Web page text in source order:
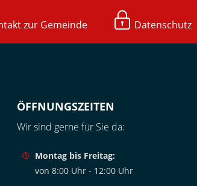
zur Gemeinde Datenschutz
ÖFFNUNGSZEITEN
Wir sind gerne für Sie da:
Montag bis Freitag:
von 8:00 Uhr - 12:00 Uhr